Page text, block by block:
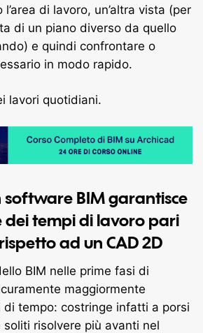
di lavoro, un’altra vista (per
di un piano diverso da quello
e quindi confrontare o
in modo rapido.
lavori quotidiani.
software BIM garantisce
dei tempi di lavoro pari
ad un CAD 2D
BIM nelle prime fasi di
maggiormente
di tempo: costringe infatti a porsi
risolvere più avanti nel